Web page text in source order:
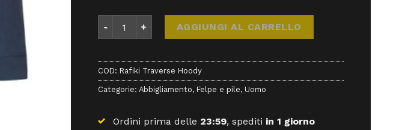
AGGIUNGI AL CARRELLO
COD: Rafiki Traverse Hoody
Categorie: Abbigliamento, Felpe e pile, Uomo
Ordini prima delle 23:59, spediti in 1 giorno